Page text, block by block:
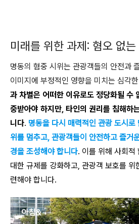
미래를 위한 과제: 혐오 없
명동의 혐중 시위는 관광객들의 안전과
이미지에 부정적인 영향을 미치는 심각
과 차별은 어떠한 이유로도 정당화될 수
중받아야 하지만, 타인의 권리를 침해하
니다. 명동을 다시 매력적인 관광 도시로
위를 멈추고, 관광객들이 안전하고 즐거
경을 조성해야 합니다. 이를 위해 사회적
대한 규제를 강화하고, 관광객 보호를
련해야 합니다.